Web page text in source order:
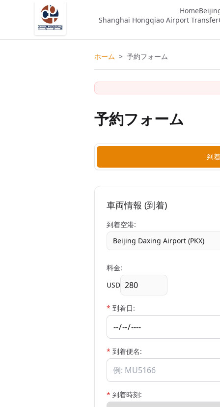
Home
Shanghai Hongqiao Airport Transfer
ホーム > 予約フォーム
予約フォーム
到着
車両情報 (到着)
到着空港:
Beijing Daxing Airport (PKX)
料金:
USD
* 到着日:
* 到着便名:
* 到着時刻: